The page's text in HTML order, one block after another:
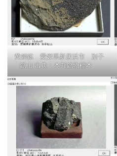
黄銅鉱 愛媛県新居浜市 別子
鉱山 出典：本邦鉱物標本